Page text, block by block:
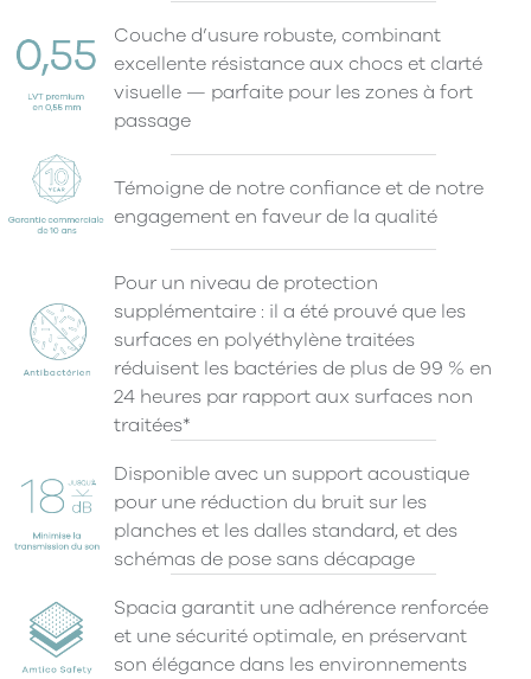
Couche d’usure robuste, combinant
excellente résistance aux chocs et clarté
visuelle — parfaite pour les zones à fort
passage
Témoigne de notre confiance et de notre
engagement en faveur de la qualité
Pour un niveau de protection
supplémentaire : il a été prouvé que les
surfaces en polyéthylène traitées
réduisent les bactéries de plus de 99 % en
24 heures par rapport aux surfaces non
traitées*
Disponible avec un support acoustique
pour une réduction du bruit sur les
planches et les dalles standard, et des
schémas de pose sans décapage
Spacia garantit une adhérence renforcée
et une sécurité optimale, en préservant
son élégance dans les environnements